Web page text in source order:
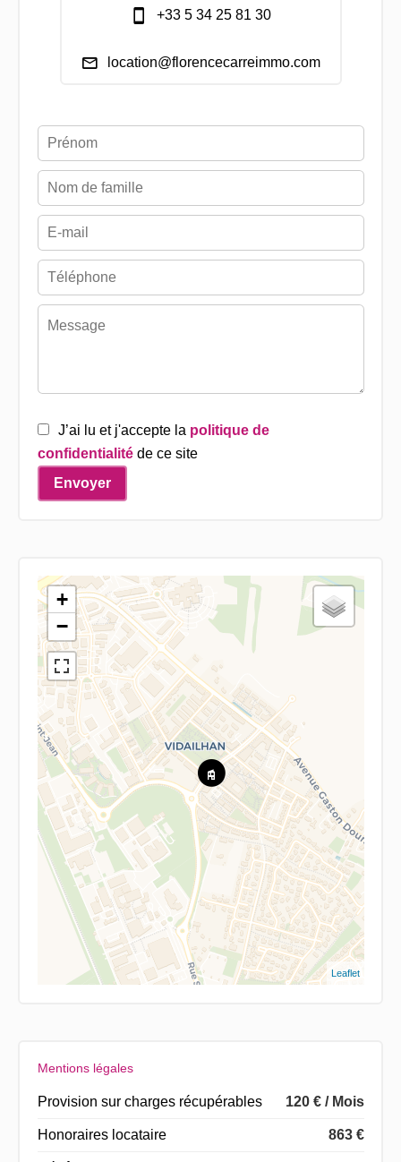
+33 5 34 25 81 30
location@florencecarreimmo.com
J’ai lu et j'accepte la politique de
confidentialitéde ce site
Envoyer
+
−
Leaflet
Mentions légales
Provision sur charges récupérables 120 € / Mois
Honoraires locataire 863 €